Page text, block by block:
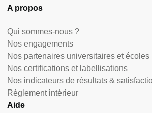
A propos
Qui sommes-nous ?
Nos engagements
Nos partenaires universitaires et écoles
Nos certifications et labellisations
Nos indicateurs de résultats &
Règlement intérieur
Aide